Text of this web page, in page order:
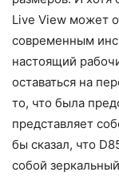
Live View может
современным
настоящий
оставаться на
то, что была
представляет
бы сказал, что
собой